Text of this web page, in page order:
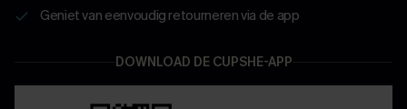
Geniet van eenvoudig retourneren via de app
DOWNLOAD DE CUPSHE-APP